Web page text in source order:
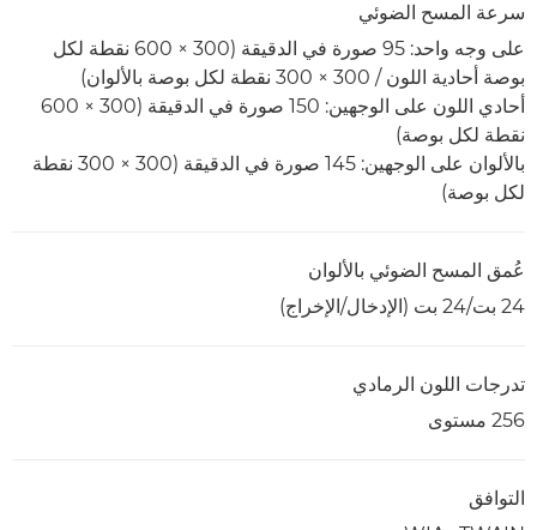
سرعة المسح الضوئي
على وجه واحد: 95 صورة في الدقيقة (300 × 600 نقطة لكل
بوصة أحادية اللون / 300 × 300 نقطة لكل بوصة بالألوان)
أحادي اللون على الوجهين: 150 صورة في الدقيقة (300 × 600
نقطة لكل بوصة)
بالألوان على الوجهين: 145 صورة في الدقيقة (300 × 300 نقطة
لكل بوصة)
عُمق المسح الضوئي بالألوان
24 بت/24 بت (الإدخال/الإخراج)
تدرجات اللون الرمادي
256 مستوى
التوافق